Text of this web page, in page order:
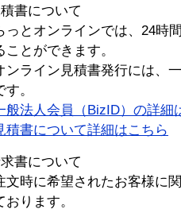
書について
っとオンラインでは、24時
ことができます。
ライン見積書発行には、
。
般法人会員（BizID）の詳細
積書について詳細はこちら
書について
文時に希望されたお客様に
おります。